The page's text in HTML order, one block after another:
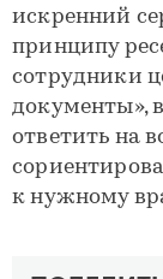
искренний
принципу
сотрудники
документы»,
ответить на
к нужному